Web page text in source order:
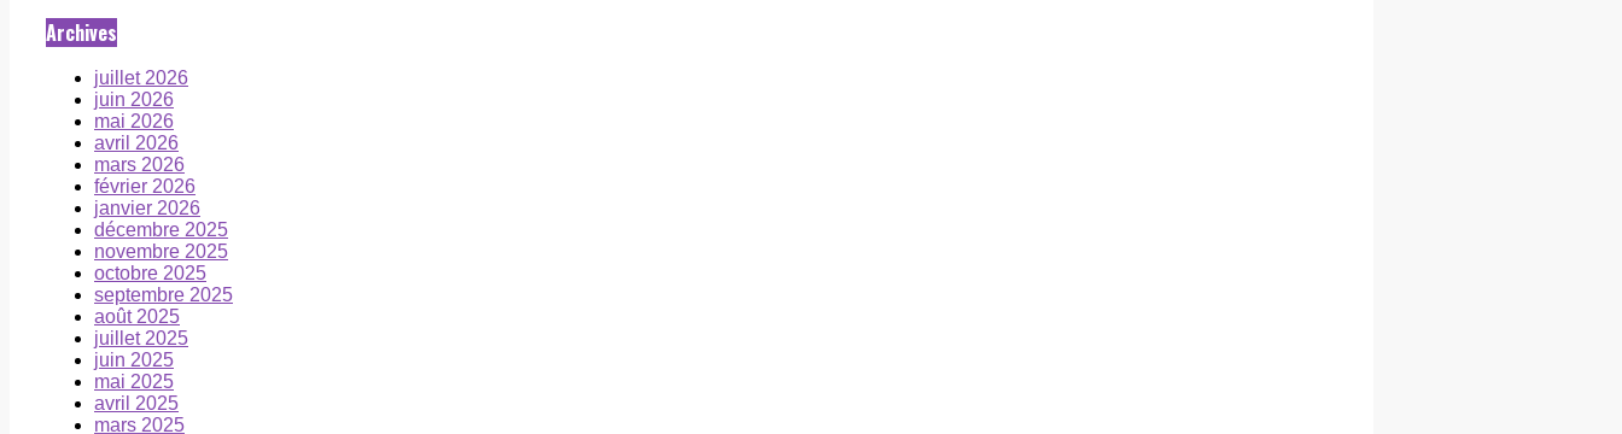
Archives
juillet 2026
juin 2026
mai 2026
avril 2026
mars 2026
février 2026
janvier 2026
décembre 2025
novembre 2025
octobre 2025
septembre 2025
août 2025
juillet 2025
juin 2025
mai 2025
avril 2025
mars 2025